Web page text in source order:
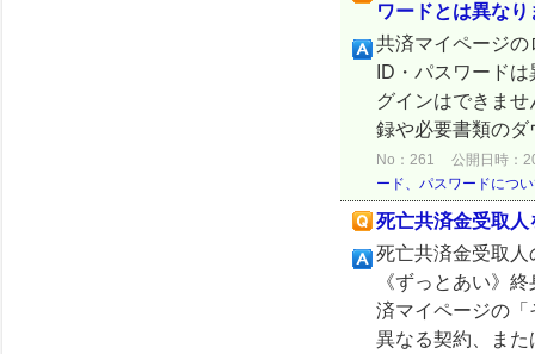
ワードとは異なり
共済マイページ
ID・パスワード
グインはできま
録や必要書類の
No：261
公開日時：
ード、パスワードにつ
死亡共済金受取
死亡共済金受取
《ずっとあい》
済マイページの
異なる契約、ま